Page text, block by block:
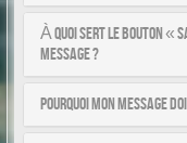
À quoi sert le bouton «
message ?
Pourquoi mon message